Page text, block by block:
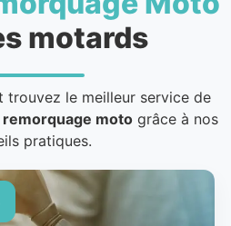
motards
trouvez le meilleur service de
remorquage motogrâce à nos
pratiques.